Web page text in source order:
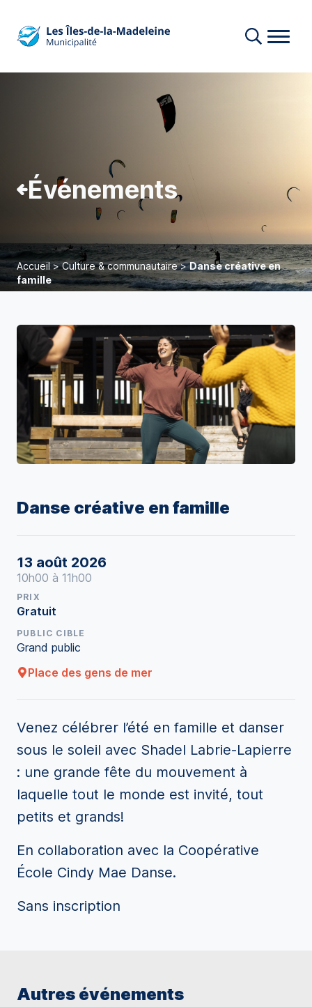
Événements
Accueil>Culture & communautaire>Danse créative en
famille
Danse créative en famille
13 août 2026
10h00 à 11h00
PRIX
Gratuit
PUBLIC CIBLE
Grand public
Place des gens de mer
Venez célébrer l’été en famille et danser
sous le soleil avec Shadel Labrie-Lapierre
: une grande fête du mouvement à
laquelle tout le monde est invité, tout
petits et grands!
En collaboration avec la Coopérative
École Cindy Mae Danse.
Sans inscription
Autres événements